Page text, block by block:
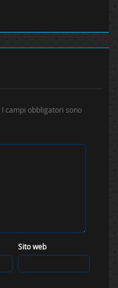
I campi obbligatori sono
Sito web